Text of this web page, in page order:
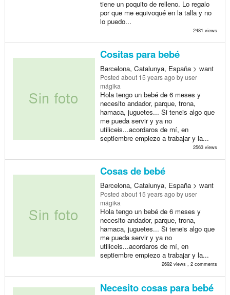
tiene un poquito de relleno. Lo regalo
por que me equivoqué en la talla y no
lo puedo...
2481 views
Cositas para bebé
Barcelona, Catalunya, España > want
Posted about 15 years ago by user
mágika
Hola tengo un bebé de 6 meses y
necesito andador, parque, trona,
hamaca, juguetes... Si teneis algo que
me pueda servir y ya no
utiliceis...acordaros de mí, en
septiembre empiezo a trabajar y la...
2563 views
Cosas de bebé
Barcelona, Catalunya, España > want
Posted about 15 years ago by user
mágika
Hola tengo un bebé de 6 meses y
necesito andador, parque, trona,
hamaca, juguetes... Si teneis algo que
me pueda servir y ya no
utiliceis...acordaros de mí, en
septiembre empiezo a trabajar y la...
2692 views , 2 comments
Necesito cosas para bebé